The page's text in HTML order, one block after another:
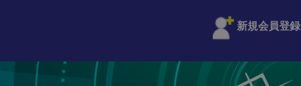
新規会員登録